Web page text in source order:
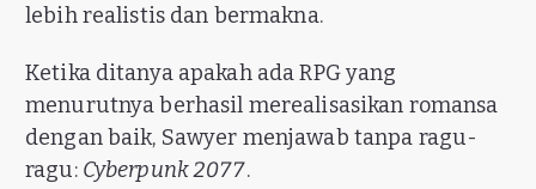
lebih realistis dan bermakna.
Ketika ditanya apakah ada RPG yang
menurutnya berhasil merealisasikan romansa
dengan baik, Sawyer menjawab tanpa ragu-
ragu: Cyberpunk 2077.